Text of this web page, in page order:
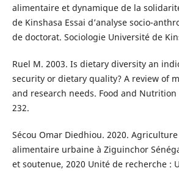
alimentaire et dynamique de la
de Kinshasa Essai d’analyse socio-
de doctorat. Sociologie Université de
Ruel M. 2003. Is dietary diversity an
security or dietary quality? A review of
and research needs. Food and Nutrition
232.
Sécou Omar Diedhiou. 2020.
alimentaire urbaine à Ziguinchor
et soutenue, 2020 Unité de recherche :